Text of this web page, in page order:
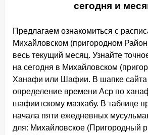
сегодня и
Предлагаем ознакомиться с
Михайловском (пригородном
весь текущий месяц. Узнайте
на сегодня в Михайловском
Ханафи или Шафии. В шапке сайта
определение времени Аср по
шафиитскому мазхабу. В таблице
начала пяти ежедневных
для: Михайловское (Пригородный